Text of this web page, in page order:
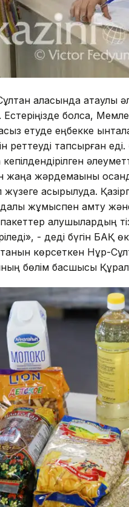
қаласында атаулы
Естеріңізде болса,
етуде еңбекке
реттеуді тапсырған
жаңа жәрдемақыны
асырылуда.
жұмыспен қамту
пакеттер алушылардың
- деді бүгін БАҚ
көрсеткен Нұр-
бөлім басшысы